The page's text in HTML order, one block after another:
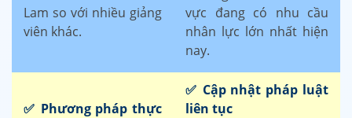
Lam so với nhiều giảng
viên khác.
vực đang có nhu cầu
nhân lực lớn nhất hiện
nay.
✅ Phương pháp thực
✅ Cập nhật pháp luật
liên tục